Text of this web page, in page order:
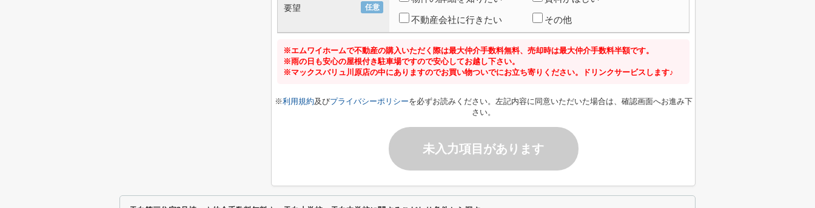
任意
要望
不動産会社に行きたい その他
※エムワイホームで不動産の購入いただく際は最大仲介手数料無料、売却時は最大仲介手数料半額です。
※雨の日も安心の屋根付き駐車場ですので安心してお越し下さい。
※マックスバリュ川原店の中にありますのでお買い物ついでにお立ち寄りください。ドリンクサービスします♪
※利用規約及びプライバシーポリシーを必ずお読みください。左記内容に同意いただいた場合は、確認画面へお進み下
さい。
未入力項目があります